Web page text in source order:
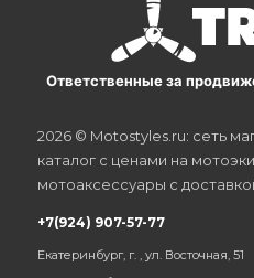
Ответственные за
2026 © Motostyles.ru: сеть
каталог с ценами на
мотоаксессуары с
+7(924) 907-57-77
Екатеринбург, г. , ул. Восточная, 51